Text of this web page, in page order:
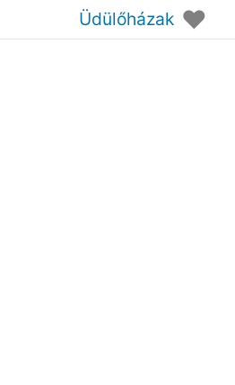
Üdülőházak ♥